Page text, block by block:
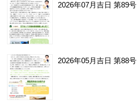
2026年07月吉日 第89号
2026年05月吉日 第88号